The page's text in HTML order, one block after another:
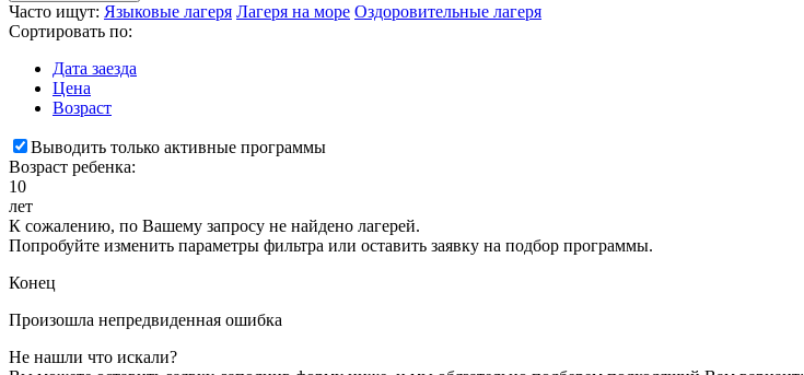
Часто ищут: Языковые лагеря Лагеря на море Оздоровительные лагеря
Сортировать по:
Дата заезда
Цена
Возраст
Выводить только активные программы
Возраст ребенка:
10
лет
К сожалению, по Вашему запросу не найдено лагерей.
Попробуйте изменить параметры фильтра или оставить заявку на подбор программы.
Конец
Произошла непредвиденная ошибка
Не нашли что искали?